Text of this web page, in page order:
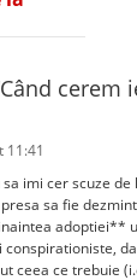
Când cerem
11:41
imi cer scuze
sa fie
adoptiei**
ceea ce trebuie